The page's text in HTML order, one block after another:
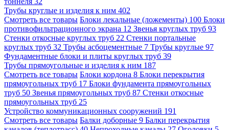
Трубы круглые и изделия к ним 402
Смотреть все товары Блоки лекальные (ложементы) 100 Блоки
противофильтрационного экрана 12 Звенья круглых труб 93
Стенки откосные круглых труб 22 Стенки портальные
круглых труб 32 Трубы асбоцементные 7 Трубы круглые 97
Фундаментные блоки и плиты круглых труб 39
Трубы прямоугольные и изделия к ним 187
Смотреть все товары Блоки кордона 8 Блоки перекрытия
прямоугольных труб 17 Блоки фундамента прямоугольных
труб 50 Звенья прямоугольных труб 87 Стенки откосные
прямоугольных труб 25
Устройство коммуникационных сооружений 191
Смотреть все товары Балки доборные 9 Балки перекрытия